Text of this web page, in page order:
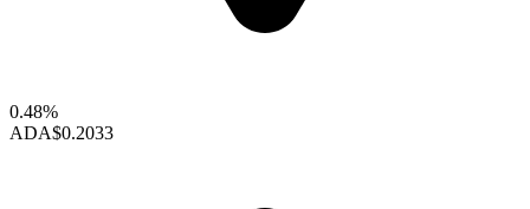
0.48%
ADA$0.2033